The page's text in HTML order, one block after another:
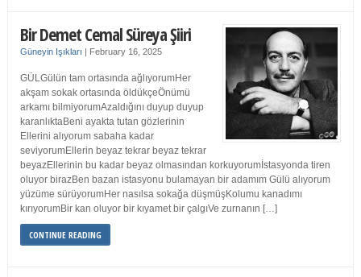
Bir Demet Cemal Süreya Şiiri
Güneyin Işıkları | February 16, 2025
GÜLGülün tam ortasında ağlıyorumHer
akşam sokak ortasında öldükçeÖnümü
arkamı bilmiyorumAzaldığını duyup duyup
karanlıktaBeni ayakta tutan gözlerinin
Ellerini alıyorum sabaha kadar
seviyorumEllerin beyaz tekrar beyaz tekrar
beyazEllerinin bu kadar beyaz olmasından korkuyorumİstasyonda tiren
oluyor birazBen bazan istasyonu bulamayan bir adamım Gülü alıyorum
yüzüme sürüyorumHer nasılsa sokağa düşmüşKolumu kanadımı
kırıyorumBir kan oluyor bir kıyamet bir çalgıVe zurnanın […]
CONTINUE READING